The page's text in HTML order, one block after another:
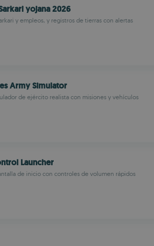
yojana 2026
y empleos, y registros de tierras con alertas
Army Simulator
de ejército realista con misiones y vehículos
Launcher
de inicio con controles de volumen rápidos